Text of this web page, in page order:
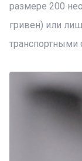
размере 200
гривен) или
транспортными